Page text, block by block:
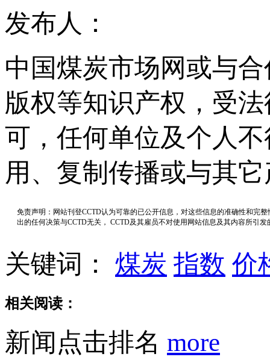
发布人：
中国煤炭市场网或与
版权等知识产权，受
可，任何单位及个人
用、复制传播或与其
免责声明：网站刊登CCTD认为可靠的已公开信息，对这些信息的准确性和完
出的任何决策与CCTD无关， CCTD及其雇员不对使用网站信息及其内容所引
关键词： 煤炭 指数 价
相关阅读：
新闻点击排名 more